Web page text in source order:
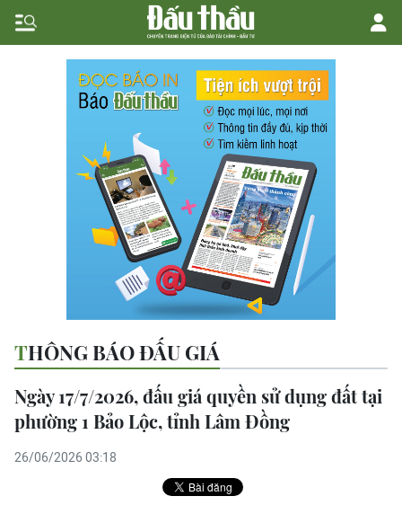
THÔNG BÁO ĐẤU GIÁ
Ngày 17/7/2026, đấu giá quyền sử dụng đất tại
phường 1 Bảo Lộc, tỉnh Lâm Đồng
26/06/2026 03:18